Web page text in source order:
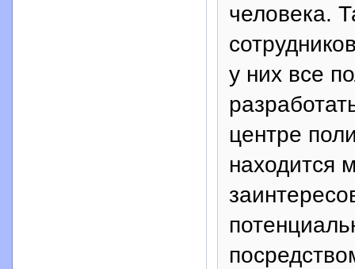
человека.
у них все
центре
находится